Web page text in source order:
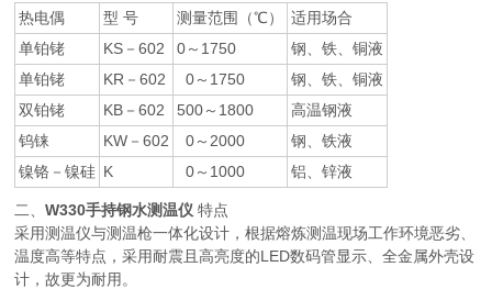
热电偶
型 号 测量范围（℃）
适用场合
单铂铑
KS－602 0～1750
钢、铁、铜液
单铂铑
KR－602 0～1750
钢、铁、铜液
双铂铑
KB－602 500～1800
高温钢液
钨铼
KW－602 0～2000
钢、铁液
镍铬－镍硅 K 0～1000 铝、锌液
二、W330手持钢水测温仪 特点
采用测温仪与测温枪一体化设计，根据熔炼测温现场工作环境恶劣、
温度高等特点，采用耐震且高亮度的LED数码管显示、全金属外壳设
计，故更为耐用。